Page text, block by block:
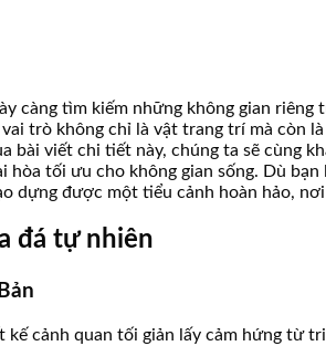
càng tìm kiếm những không gian
trò không chỉ là vật trang trí mà
viết chi tiết này, chúng ta sẽ cùng
tối ưu cho không gian sống. Dù
dựng được một tiểu cảnh hoàn hảo,
đá tự nhiên
cảnh quan tối giản lấy cảm hứng